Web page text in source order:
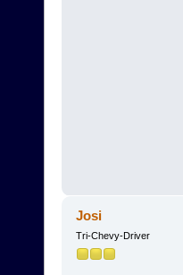
Josi
Tri-Chevy-Driver